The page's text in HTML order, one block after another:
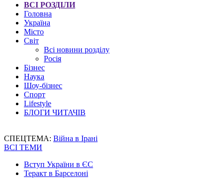
ВСІ РОЗДІЛИ
Головна
Україна
Місто
Світ
Всі новини розділу
Росія
Бізнес
Наука
Шоу-бізнес
Спорт
Lifestyle
БЛОГИ ЧИТАЧІВ
СПЕЦТЕМА: Війна в Ірані
ВСІ ТЕМИ
Вступ України в ЄС
Теракт в Барселоні